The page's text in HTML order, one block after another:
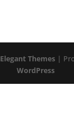
Elegant Themes |
WordPress